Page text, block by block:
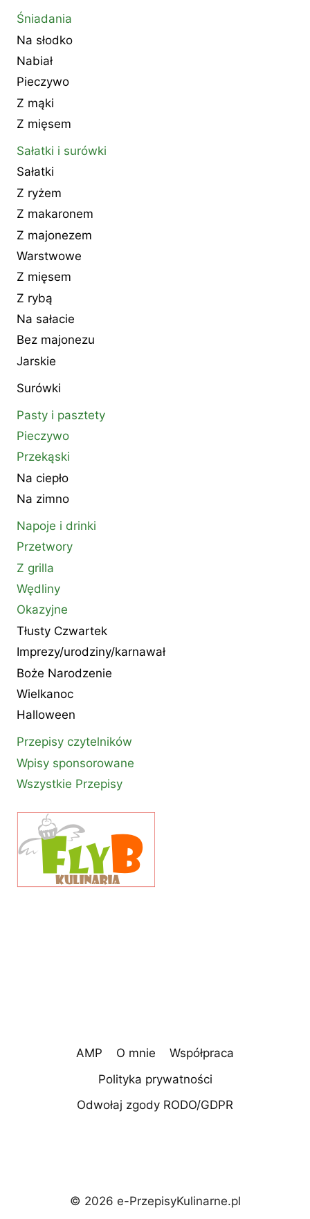
Śniadania
Na słodko
Nabiał
Pieczywo
Z mąki
Z mięsem
Sałatki i surówki
Sałatki
Z ryżem
Z makaronem
Z majonezem
Warstwowe
Z mięsem
Z rybą
Na sałacie
Bez majonezu
Jarskie
Surówki
Pasty i pasztety
Pieczywo
Przekąski
Na ciepło
Na zimno
Napoje i drinki
Przetwory
Z grilla
Wędliny
Okazyjne
Tłusty Czwartek
Imprezy/urodziny/karnawał
Boże Narodzenie
Wielkanoc
Halloween
Przepisy czytelników
Wpisy sponsorowane
Wszystkie Przepisy
AMP O mnie
Współpraca
Polityka prywatności
Odwołaj zgody RODO/GDPR
© 2026 e-PrzepisyKulinarne.pl